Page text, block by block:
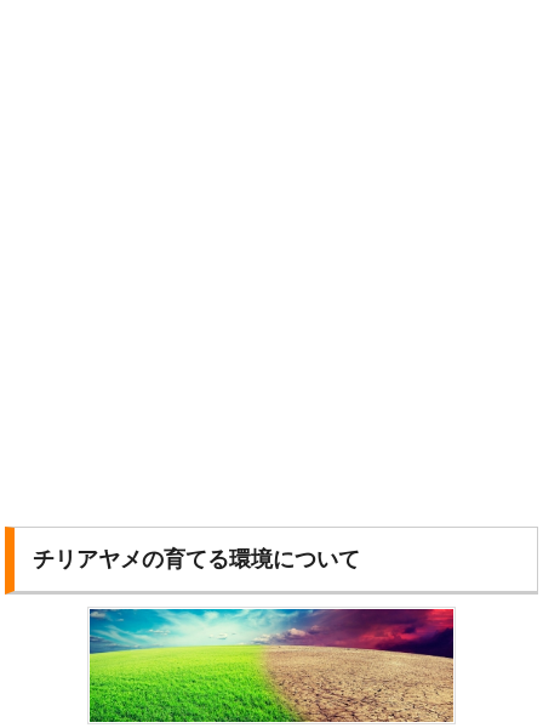
チリアヤメの育てる環境について